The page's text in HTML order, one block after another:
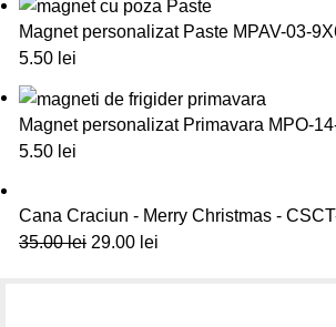
Magnet personalizat Paste MPAV-03-
5.50 lei
Magnet personalizat Primavara MPO-
5.50 lei
Cana Craciun - Merry Christmas -
35.00lei 29.00 lei